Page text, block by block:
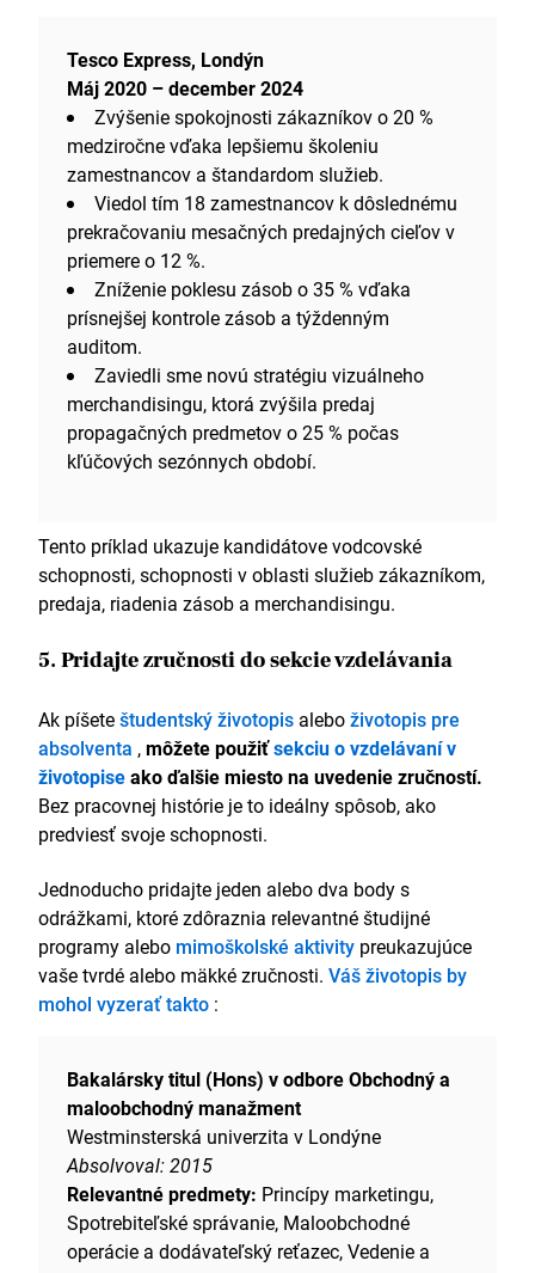
Tesco Express, Londýn
Máj 2020 – december 2024
Zvýšenie spokojnosti zákazníkov o 20 %
medziročne vďaka lepšiemu školeniu
zamestnancov a štandardom služieb.
Viedol tím 18 zamestnancov k dôslednému
prekračovaniu mesačných predajných cieľov v
priemere o 12 %.
Zníženie poklesu zásob o 35 % vďaka
prísnejšej kontrole zásob a týždenným
auditom.
Zaviedli sme novú stratégiu vizuálneho
merchandisingu, ktorá zvýšila predaj
propagačných predmetov o 25 % počas
kľúčových sezónnych období.
Tento príklad ukazuje kandidátove vodcovské
schopnosti, schopnosti v oblasti služieb zákazníkom,
predaja, riadenia zásob a merchandisingu.
5. Pridajte zručnosti do sekcie vzdelávania
Ak píšeteštudentský životopis aleboživotopis pre
absolventa ,môžete použiťsekciu o vzdelávaní v
životopiseako ďalšie miesto na uvedenie zručností.
Bez pracovnej histórie je to ideálny spôsob, ako
predviesť svoje schopnosti.
Jednoducho pridajte jeden alebo dva body s
odrážkami, ktoré zdôraznia relevantné študijné
programy alebo mimoškolské aktivity preukazujúce
vaše tvrdé alebo mäkké zručnosti. Váš životopis by
mohol vyzerať takto :
Bakalársky titul (Hons) v odbore Obchodný a
maloobchodný manažment
Westminsterská univerzita v Londýne
Absolvoval: 2015
Relevantné predmety: Princípy marketingu,
Spotrebiteľské správanie, Maloobchodné
operácie a dodávateľský reťazec, Vedenie a